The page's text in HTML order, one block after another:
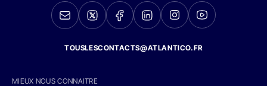
TOUSLESCONTACTS@ATLANTICO.FR
MIEUX NOUS CONNAITRE